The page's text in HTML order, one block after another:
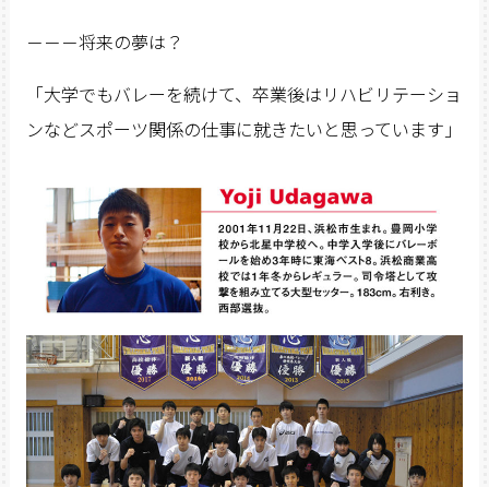
－－－将来の夢は？
「大学でもバレーを続けて、卒業後はリハビリテーショ
ンなどスポーツ関係の仕事に就きたいと思っています」